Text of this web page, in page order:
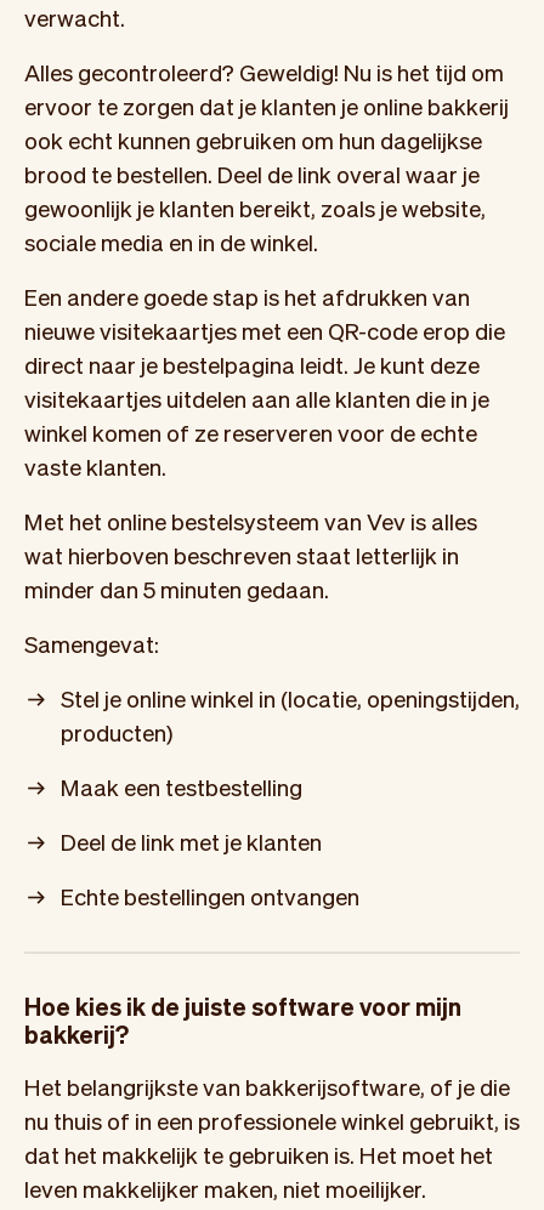
verwacht.
Alles gecontroleerd? Geweldig! Nu is het tijd om
ervoor te zorgen dat je klanten je online bakkerij
ook echt kunnen gebruiken om hun dagelijkse
brood te bestellen. Deel de link overal waar je
gewoonlijk je klanten bereikt, zoals je website,
sociale media en in de winkel.
Een andere goede stap is het afdrukken van
nieuwe visitekaartjes met een QR-code erop die
direct naar je bestelpagina leidt. Je kunt deze
visitekaartjes uitdelen aan alle klanten die in je
winkel komen of ze reserveren voor de echte
vaste klanten.
Met het online bestelsysteem van Vev is alles
wat hierboven beschreven staat letterlijk in
minder dan 5 minuten gedaan.
Samengevat:
Stel je online winkel in (locatie, openingstijden,
producten)
Maak een testbestelling
Deel de link met je klanten
Echte bestellingen ontvangen
Hoe kies ik de juiste software voor mijn
bakkerij?
Het belangrijkste van bakkerijsoftware, of je die
nu thuis of in een professionele winkel gebruikt, is
dat het makkelijk te gebruiken is. Het moet het
leven makkelijker maken, niet moeilijker.